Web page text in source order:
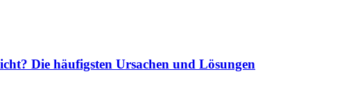
Die häufigsten Ursachen und Lösungen